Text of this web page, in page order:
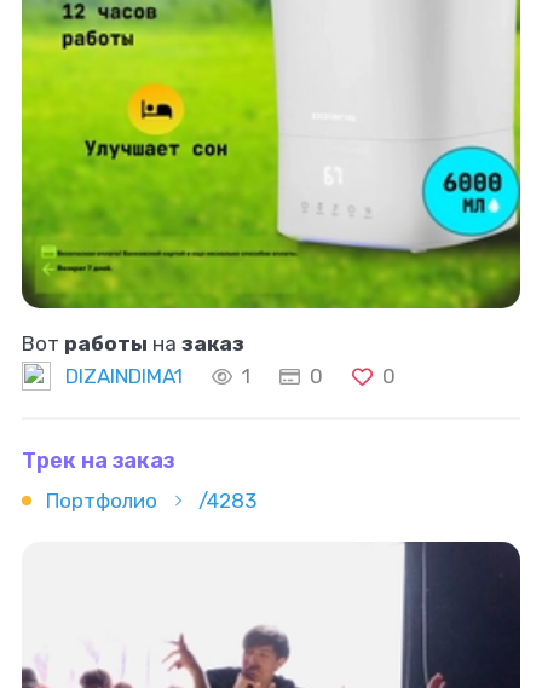
Вот работы на заказ
DIZAINDIMA1
1 0 0
Трек на заказ
Портфолио /4283